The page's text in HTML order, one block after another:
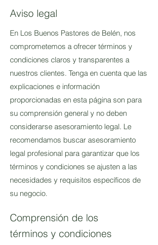
Aviso legal
En Los Buenos Pastores de Belén, nos
comprometemos a ofrecer términos y
condiciones claros y transparentes a
nuestros clientes. Tenga en cuenta que las
explicaciones e información
proporcionadas en esta página son para
su comprensión general y no deben
considerarse asesoramiento legal. Le
recomendamos buscar asesoramiento
legal profesional para garantizar que los
términos y condiciones se ajusten a las
necesidades y requisitos específicos de
su negocio.
Comprensión de los
términos y condiciones